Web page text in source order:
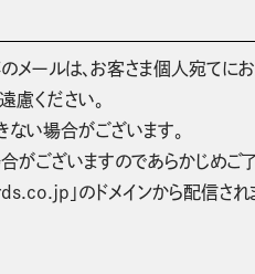
メールは、お客さま個人宛てに
慮ください。
い場合がございます。
がございますのであらかじめご了
」のドメインから配信さ